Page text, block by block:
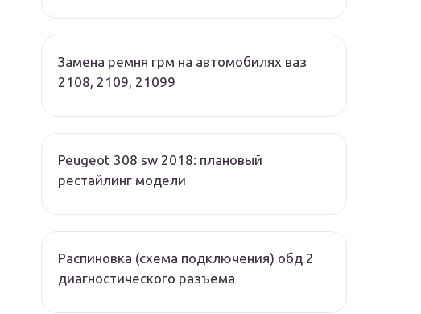
Замена ремня грм на автомобилях ваз
2108, 2109, 21099
Peugeot 308 sw 2018: плановый
рестайлинг модели
Распиновка (схема подключения) обд 2
диагностического разъема